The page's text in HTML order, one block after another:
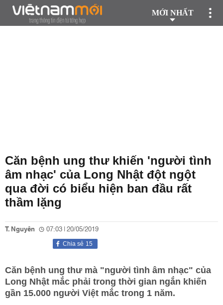
MỚI NHẤT
Căn bệnh ung thư khiến 'người tình
âm nhạc' của Long Nhật đột ngột
qua đời có biểu hiện ban đầu rất
thầm lặng
T. Nguyên 07:03 | 20/05/2019
15
Chia sẻ
Căn bệnh ung thư mà "người tình âm nhạc" của
Long Nhật mắc phải trong thời gian ngắn khiến
gần 15.000 người Việt mắc trong 1 năm.